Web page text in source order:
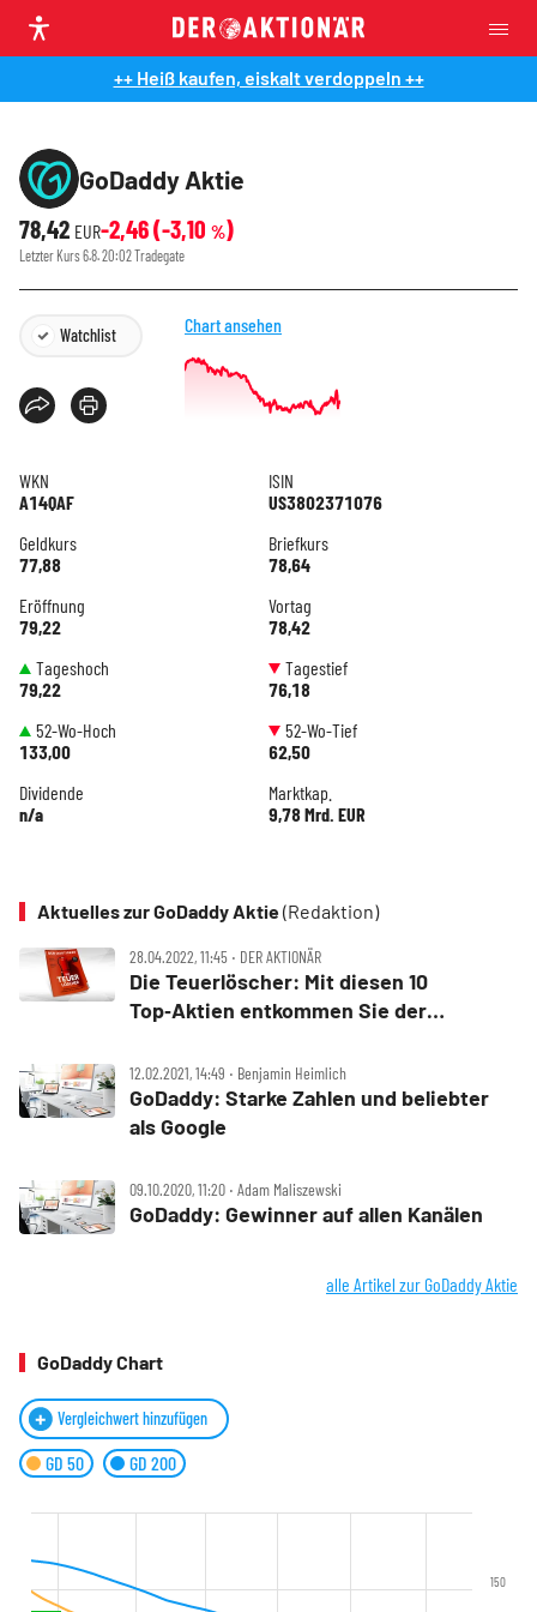
++ Heiß kaufen, eiskalt verdoppeln ++
GoDaddy Aktie
78,42 EUR-2,46(-3,10 %)
Letzter Kurs6.8. 20:02Tradegate
Watchlist Chart ansehen
WKN
A14QAF
ISIN
US3802371076
Geldkurs
77,88
Briefkurs
78,64
Eröffnung
79,22
Vortag
78,42
Tageshoch
79,22
Tagestief
76,18
52-Wo-Hoch
133,00
52-Wo-Tief
62,50
Dividende
n/a
Marktkap.
9,78 Mrd. EUR
Aktuelles zur GoDaddy Aktie(Redaktion)
28.04.2022, 11:45 ‧ DER AKTIONÄR
Die Teuerlöscher: Mit diesen 10
Top‑Aktien entkommen Sie der
12.02.2021, 14:49 ‧ Benjamin Heimlich
GoDaddy: Starke Zahlen und beliebter
als Google
09.10.2020, 11:20 ‧ Adam Maliszewski
GoDaddy: Gewinner auf allen Kanälen
alle Artikel zur GoDaddy Aktie
GoDaddy Chart
Vergleichwert hinzufügen
GD 50 GD 200
150